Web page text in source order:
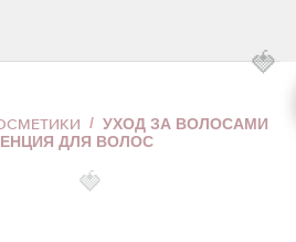
УХОД ЗА ВОЛОСАМИ
ДЛЯ ВОЛОС